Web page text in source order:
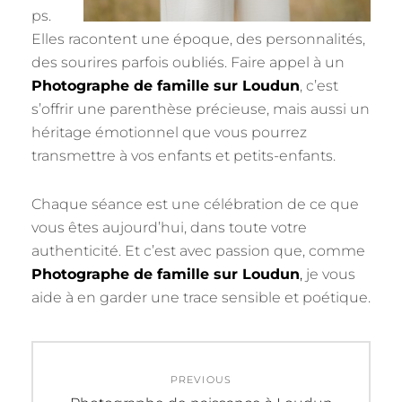
ps.
Elles racontent une époque, des personnalités,
des sourires parfois oubliés. Faire appel à un
Photographe de famille sur Loudun, c’est
s’offrir une parenthèse précieuse, mais aussi un
héritage émotionnel que vous pourrez
transmettre à vos enfants et petits-enfants.
Chaque séance est une célébration de ce que
vous êtes aujourd’hui, dans toute votre
authenticité. Et c’est avec passion que, comme
Photographe de famille sur Loudun, je vous
aide à en garder une trace sensible et poétique.
PREVIOUS